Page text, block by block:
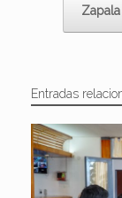
Entradas